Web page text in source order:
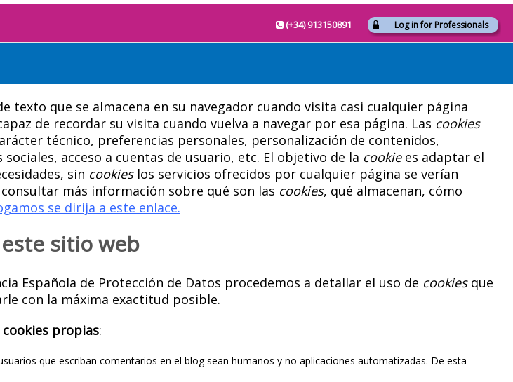
(+34) 913150891 Log in for Professionals
texto que se almacena en su navegador cuando visita casi cualquier página
de recordar su visita cuando vuelva a navegar por esa página. Las cookies
técnico, preferencias personales, personalización de contenidos,
acceso a cuentas de usuario, etc. El objetivo de la cookiees adaptar el
sin cookieslos servicios ofrecidos por cualquier página se verían
más información sobre qué son las cookies, qué almacenan, cómo
se dirija a este enlace.
sitio web
Española de Protección de Datos procedemos a detallar el uso de cookiesque
con la máxima exactitud posible.
cookies propias:
que escriban comentarios en el blog sean humanos y no aplicaciones automatizadas. De esta